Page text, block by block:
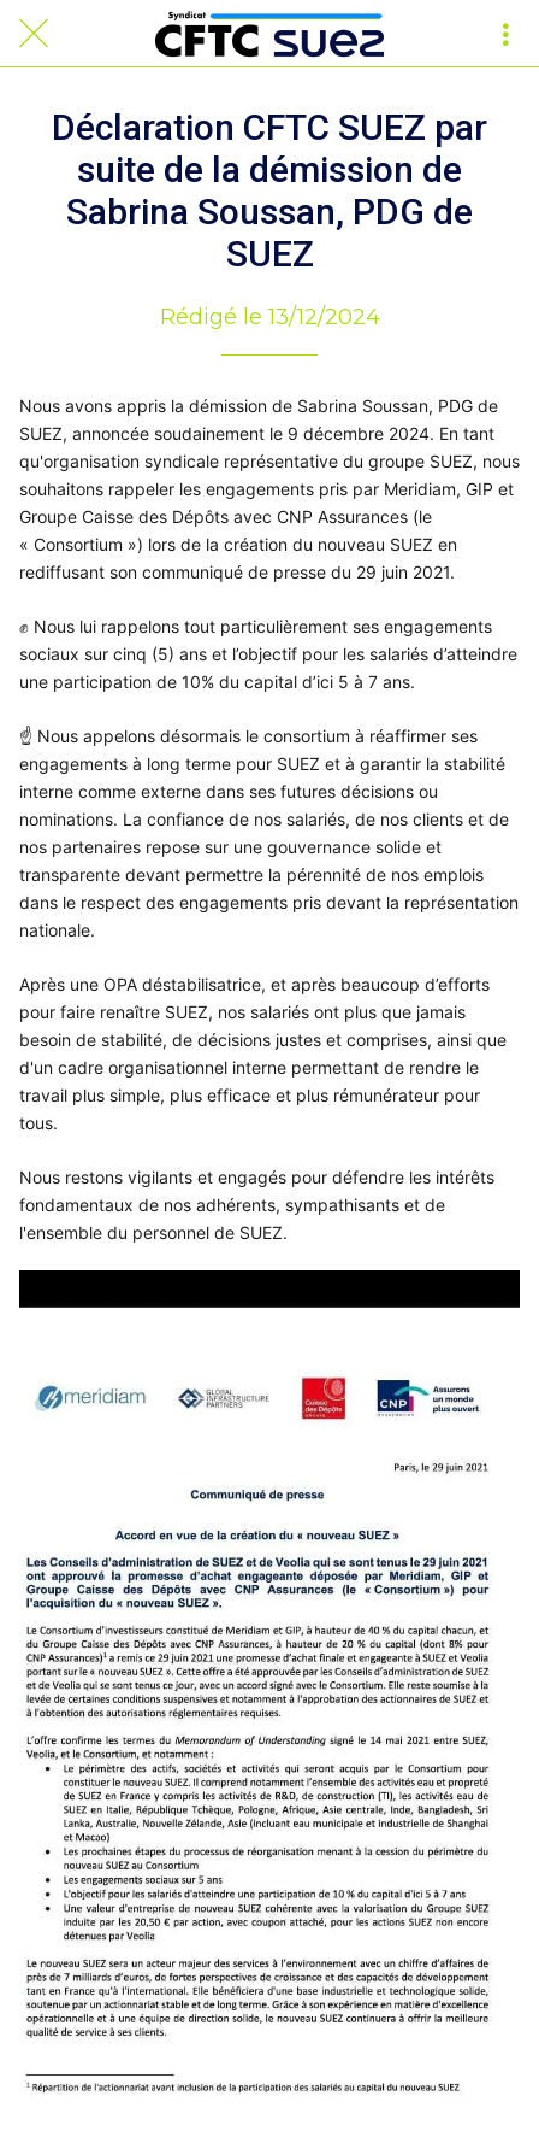
Déclaration CFTC SUEZ par
suite de la démission de
Sabrina Soussan, PDG de
SUEZ
Rédigé le 13/12/2024
Nous avons appris la démission de Sabrina Soussan, PDG de
SUEZ, annoncée soudainement le 9 décembre 2024. En tant
qu'organisation syndicale représentative du groupe SUEZ, nous
souhaitons rappeler les engagements pris par Meridiam, GIP et
Groupe Caisse des Dépôts avec CNP Assurances (le
« Consortium ») lors de la création du nouveau SUEZ en
rediffusant son communiqué de presse du 29 juin 2021.
✊ Nous lui rappelons tout particulièrement ses engagements
sociaux sur cinq (5) ans et l’objectif pour les salariés d’atteindre
une participation de 10% du capital d’ici 5 à 7 ans.
☝ Nous appelons désormais le consortium à réaffirmer ses
engagements à long terme pour SUEZ et à garantir la stabilité
interne comme externe dans ses futures décisions ou
nominations. La confiance de nos salariés, de nos clients et de
nos partenaires repose sur une gouvernance solide et
transparente devant permettre la pérennité de nos emplois
dans le respect des engagements pris devant la représentation
nationale.
Après une OPA déstabilisatrice, et après beaucoup d’efforts
pour faire renaître SUEZ, nos salariés ont plus que jamais
besoin de stabilité, de décisions justes et comprises, ainsi que
d'un cadre organisationnel interne permettant de rendre le
travail plus simple, plus efficace et plus rémunérateur pour
tous.
Nous restons vigilants et engagés pour défendre les intérêts
fondamentaux de nos adhérents, sympathisants et de
l'ensemble du personnel de SUEZ.